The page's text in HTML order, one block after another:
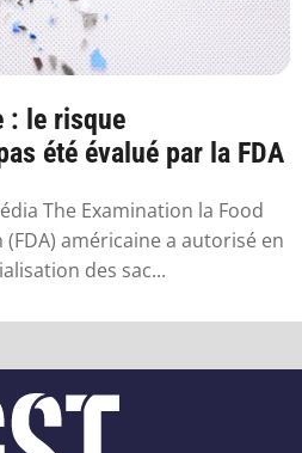
: le risque
été évalué par la FDA
The Examination la Food
américaine a autorisé en
des sac...